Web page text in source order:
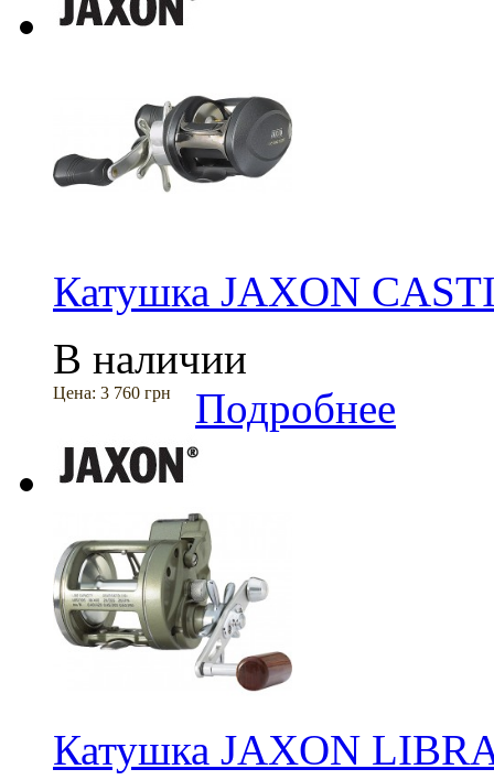
Катушка JAXON
В наличии
Цена: 3 760 грн Подробнее
Катушка JAXON